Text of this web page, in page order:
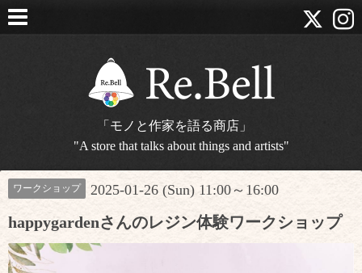
「モノと作家を語る商店」
"A store that talks about things and artists"
ワークショップ 2025-01-26 (Sun) 11:00～16:00
happygardenさんのレジン体験ワークショップ